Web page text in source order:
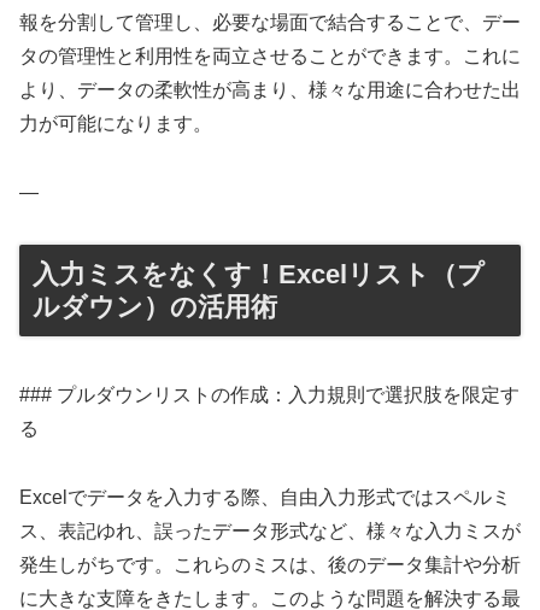
報を分割して管理し、必要な場面で結合することで、デー
タの管理性と利用性を両立させることができます。これに
より、データの柔軟性が高まり、様々な用途に合わせた出
力が可能になります。
—
入力ミスをなくす！Excelリスト（プ
ルダウン）の活用術
### プルダウンリストの作成：入力規則で選択肢を限定す
る
Excelでデータを入力する際、自由入力形式ではスペルミ
ス、表記ゆれ、誤ったデータ形式など、様々な入力ミスが
発生しがちです。これらのミスは、後のデータ集計や分析
に大きな支障をきたします。このような問題を解決する最